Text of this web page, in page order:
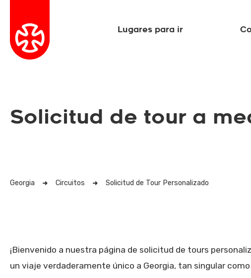
Lugares para ir
Solicitud de tour a
Georgia Circuitos Solicitud de Tour Personalizado
¡Bienvenido a nuestra página de solicitud de tours
un viaje verdaderamente único a Georgia, tan singular